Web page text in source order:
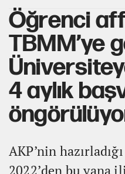
Öğrenci
TBMM’ye
4 aylık
AKP’nin
2022’den bu yana